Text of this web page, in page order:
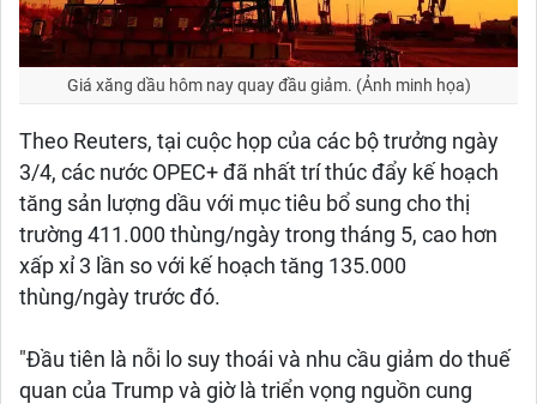
Giá xăng dầu hôm nay quay đầu giảm. (Ảnh minh họa)
Theo Reuters, tại cuộc họp của các bộ trưởng ngày
3/4, các nước OPEC+ đã nhất trí thúc đẩy kế hoạch
tăng sản lượng dầu với mục tiêu bổ sung cho thị
trường 411.000 thùng/ngày trong tháng 5, cao hơn
xấp xỉ 3 lần so với kế hoạch tăng 135.000
thùng/ngày trước đó.
"Đầu tiên là nỗi lo suy thoái và nhu cầu giảm do thuế
quan của Trump và giờ là triển vọng nguồn cung